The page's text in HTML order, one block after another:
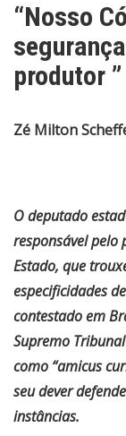
“Nosso
produtor ”
Zé Milton
O deputado
responsável pelo
Estado, que
especificidades
contestado em
Supremo
como “amicus
seu dever
instâncias.